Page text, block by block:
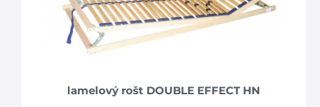
lamelový rošt DOUBLE EFFECT HN